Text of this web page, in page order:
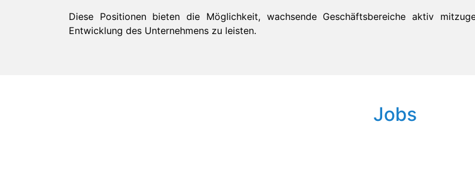
Diese Positionen bieten die Möglichkeit, wachsende Geschäftsbereiche aktiv
Entwicklung des Unternehmens zu leisten.
Jobs